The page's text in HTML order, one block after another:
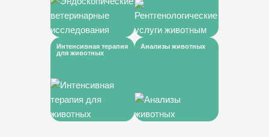
Интенсивная терапия
для животных
Анализы животных